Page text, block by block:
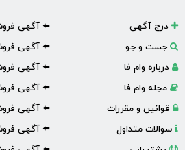
⬅️ آگهی
⬅️ آگهی
⬅️ آگهی
⬅️ آگهی
⬅️ آگهی
⬅️ آگهی
درج آگهی
جست و جو
درباره وام فا
مجله وام فا
قوانین و مقررات
سوالات متداول